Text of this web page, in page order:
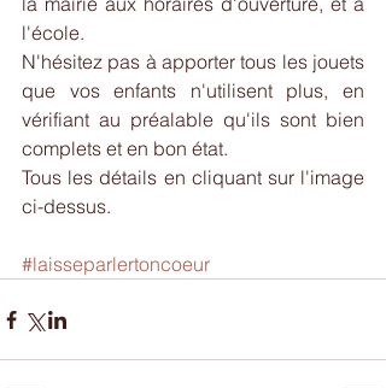
l'école.
N'hésitez pas à apporter tous les jouets
que vos enfants n'utilisent plus, en
vérifiant au préalable qu'ils sont bien
complets et en bon état.
Tous les détails en cliquant sur l'image
ci-dessus.
#laisseparlertoncoeur